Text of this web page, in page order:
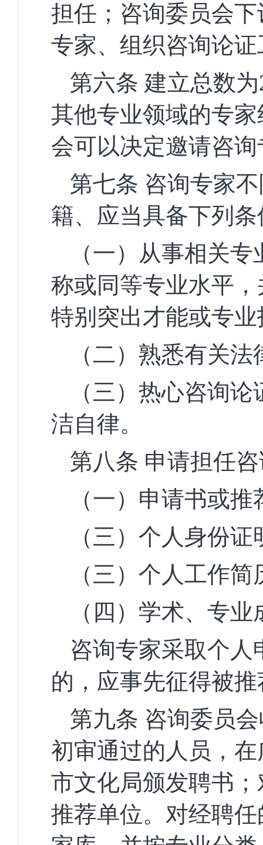
担任； 咨询委员会
专家、组织咨询论
第六条 建立总数为
其他专业领域的专
会可以决定邀请咨
第七条 咨询专家
籍、应当具备下列条
（一）从事相关
称或同等专业水平 ，
特别突出才能或专
（二）熟悉有关
（三）热心咨询论
洁自律。
第八条 申请担任
（一）申请书或推
（三）个人身份证
（三）个人工作简
（四）学术、专
咨询专家采取个
的 ， 应事先征得被
第九条 咨询委员
初审通过的人员，
市文化局颁发聘书
推荐单位。对经聘